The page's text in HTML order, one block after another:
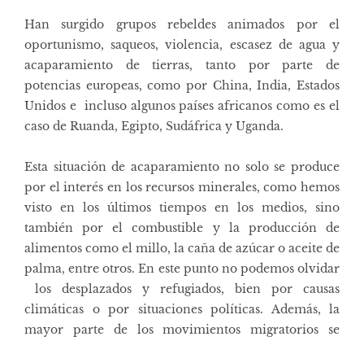
Han surgido grupos rebeldes animados por el
oportunismo, saqueos, violencia, escasez de agua y
acaparamiento de tierras, tanto por parte de
potencias europeas, como por China, India, Estados
Unidos e incluso algunos países africanos como es el
caso de Ruanda, Egipto, Sudáfrica y Uganda.
Esta situación de acaparamiento no solo se produce
por el interés en los recursos minerales, como hemos
visto en los últimos tiempos en los medios, sino
también por el combustible y la producción de
alimentos como el millo, la caña de azúcar o aceite de
palma, entre otros. En este punto no podemos olvidar
los desplazados y refugiados, bien por causas
climáticas o por situaciones políticas. Además, la
mayor parte de los movimientos migratorios se